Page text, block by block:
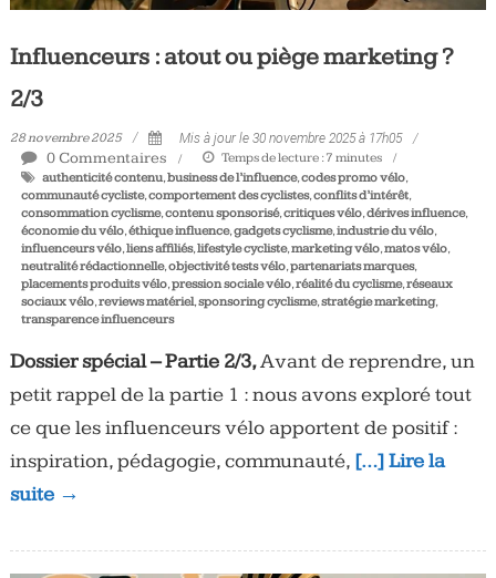
Influenceurs : atout ou piège marketing ?
2/3
28 novembre 2025 Mis à jour le 30 novembre 2025 à 17h05
0 Commentaires Temps de lecture : 7 minutes
authenticité contenu,business de l’influence,codes promo vélo,
communauté cycliste,comportement des cyclistes,conflits d’intérêt,
consommation cyclisme,contenu sponsorisé,critiques vélo,dérives influence,
économie du vélo,éthique influence,gadgets cyclisme,industrie du vélo,
influenceurs vélo,liens affiliés,lifestyle cycliste,marketing vélo,matos vélo,
neutralité rédactionnelle,objectivité tests vélo,partenariats marques,
placements produits vélo,pression sociale vélo,réalité du cyclisme,réseaux
sociaux vélo,reviews matériel,sponsoring cyclisme,stratégie marketing,
transparence influenceurs
Dossier spécial – Partie 2/3,Avant de reprendre, un
petit rappel de la partie 1 : nous avons exploré tout
ce que les influenceurs vélo apportent de positif :
inspiration, pédagogie, communauté, […] Lire la
suite →